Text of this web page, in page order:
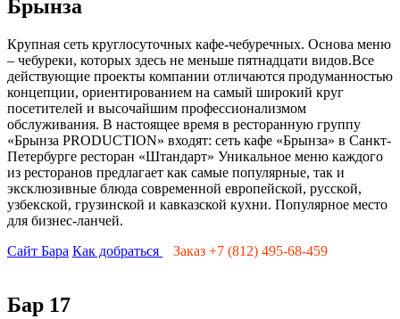
Брынза
Крупная сеть круглосуточных кафе-чебуречных. Основа меню
– чебуреки, которых здесь не меньше пятнадцати видов.Все
действующие проекты компании отличаются продуманностью
концепции, ориентированием на самый широкий круг
посетителей и высочайшим профессионализмом
обслуживания. В настоящее время в ресторанную группу
«Брынза PRODUCTION» входят: сеть кафе «Брынза» в Санкт-
Петербурге ресторан «Штандарт» Уникальное меню каждого
из ресторанов предлагает как самые популярные, так и
эксклюзивные блюда современной европейской, русской,
узбекской, грузинской и кавказской кухни. Популярное место
для бизнес-ланчей.
Сайт Бара Как добраться Заказ +7 (812) 495-68-459
Бар 17